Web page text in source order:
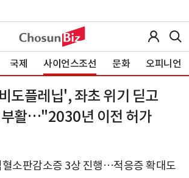
국제 사이언스조선 문화 오피니언
도플레닙', 좌초 위기 딛고
활…"2030년 이전 허가
소판감소증 3상 진행…적응증 확대도